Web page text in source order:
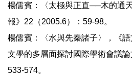
楊儒賓：〈太極與正直──木的通
報》22（2005.6）：59-98。
楊儒賓：〈水與先秦諸子〉，《
文學的多層面探討國際學術會議
533-574。